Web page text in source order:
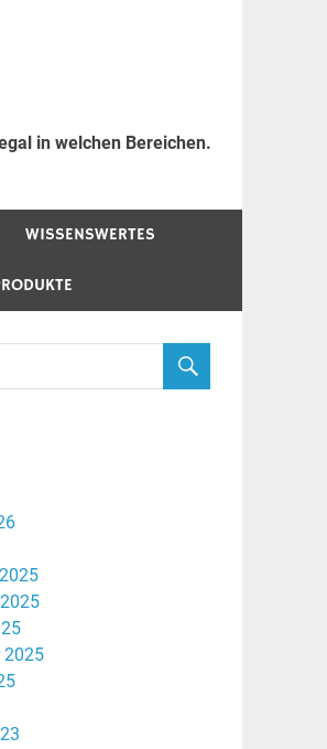
in welchen Bereichen.
WISSENSWERTES
2025